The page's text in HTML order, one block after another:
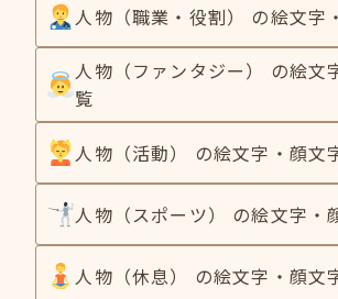
人物（職業・役割） の絵文字
人物（ファンタジー） の絵文
覧
人物（活動） の絵文字・顔文
人物（スポーツ） の絵文字・
人物（休息） の絵文字・顔文